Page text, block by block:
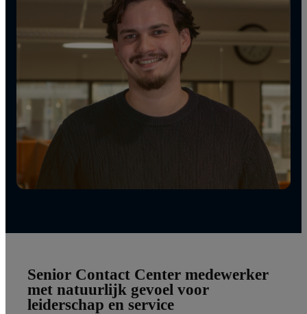
Senior Contact Center medewerker
met natuurlijk gevoel voor
leiderschap en service